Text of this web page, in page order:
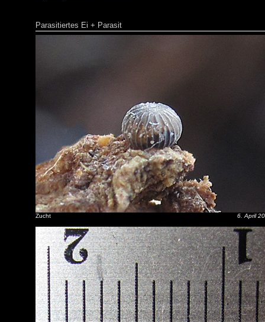
Parasitiertes Ei + Parasit
Zucht 6. April